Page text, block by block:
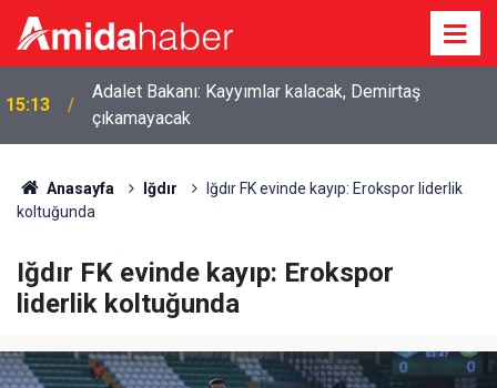
15:13
Adalet Bakanı: Kayyımlar kalacak, Demirtaş
çıkamayacak
Anasayfa Iğdır
Iğdır FK evinde kayıp: Erokspor liderlik
koltuğunda
Iğdır FK evinde kayıp: Erokspor
liderlik koltuğunda